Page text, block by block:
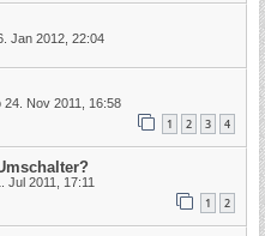
Jan 2012, 22:04
24. Nov 2011, 16:58
1 2 3 4
Jul 2011, 17:11
1 2